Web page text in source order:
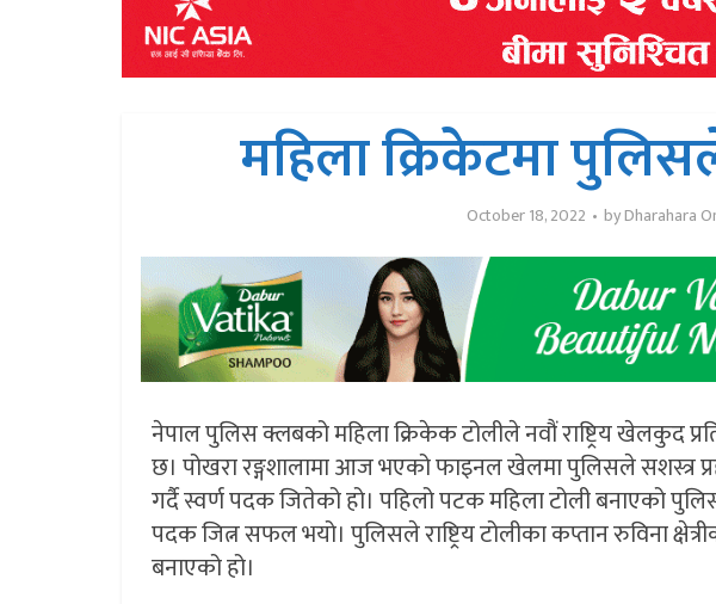
महिला क्रिकेटमा
October 18, 2022 byDharahara
नेपाल पुलिस क्लबको महिला क्रिकेक टोलीले नवौं राष्ट्रिय खेलकुद
छ। पोखरा रङ्गशालामा आज भएको फाइनल खेलमा पुलिसले सशस्त्र
गर्दै स्वर्ण पदक जितेको हो। पहिलो पटक महिला टोली बनाएको
पदक जित्न सफल भयो। पुलिसले राष्ट्रिय टोलीका कप्तान रुविना
बनाएको हो।